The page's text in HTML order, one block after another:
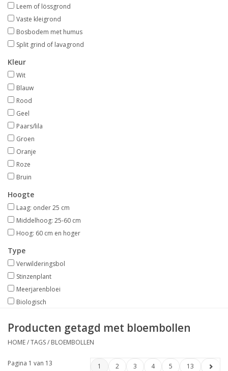
Leem of lössgrond
Vaste kleigrond
Bosbodem met humus
Split grind of lavagrond
Kleur
Wit
Blauw
Rood
Geel
Paars/lila
Groen
Oranje
Roze
Bruin
Hoogte
Laag: onder 25 cm
Middelhoog: 25-60 cm
Hoog: 60 cm en hoger
Type
Verwilderingsbol
Stinzenplant
Meerjarenbloei
Biologisch
Producten getagd met bloembollen
HOME/TAGS/ BLOEMBOLLEN
Pagina 1 van 13 1 2 3 4 5 13